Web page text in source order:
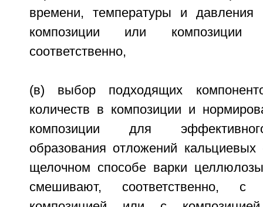
времени, температуры и давления
композиции или композиции
соответственно,
(в) выбор подходящих
количеств в композиции и
композиции для
образования отложений
щелочном способе варки
смешивают, соответственно, с